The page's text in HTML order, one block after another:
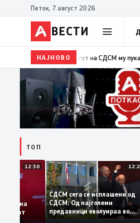
Петок, 7 август 2026
ВЕСТИ
НАЈНОВО
19:39 ВМРО-ДПМНЕ: Како
ТОП
12:30
на
СДСМ сега се исплашени
СДСМ: Од најголеми
предавници еволуираа
најголеми патриоти